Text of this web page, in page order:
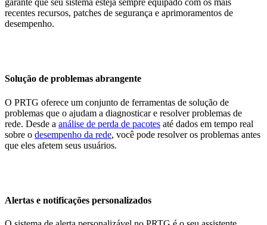
garante que seu sistema esteja sempre equipado com os mais
recentes recursos, patches de segurança e aprimoramentos de
desempenho.
Solução de problemas abrangente
O PRTG oferece um conjunto de ferramentas de solução de
problemas que o ajudam a diagnosticar e resolver problemas de
rede. Desde a análise de perda de pacotes até dados em tempo real
sobre o desempenho da rede, você pode resolver os problemas antes
que eles afetem seus usuários.
Alertas e notificações personalizados